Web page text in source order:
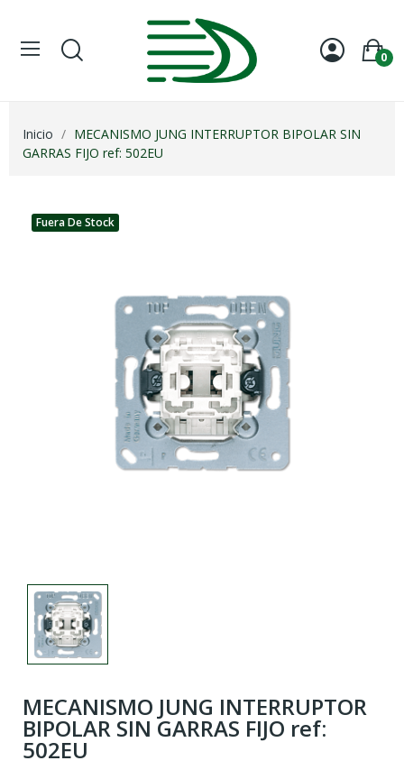
0
Inicio
MECANISMO JUNG INTERRUPTOR BIPOLAR SIN
GARRAS FIJO ref: 502EU
Fuera De Stock
MECANISMO JUNG INTERRUPTOR
BIPOLAR SIN GARRAS FIJO ref:
502EU